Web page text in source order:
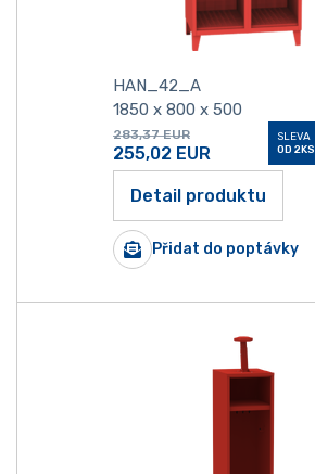
HAN_42_A
1850 x 800 x 500
283,37 EUR
255,02 EUR
SLEVA
OD 2KS
Detail produktu
Přidat do poptávky